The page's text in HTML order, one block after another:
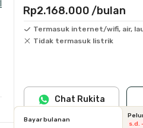
Rp2.168.000 /bulan
Termasuk internet/wifi, air,
Tidak termasuk listrik
Chat Rukita
Bayar bulanan
s.d.